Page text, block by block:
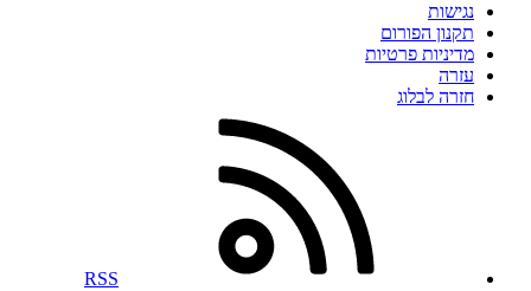
נגישות
תקנון הפורום
מדיניות פרטיות
עזרה
חזרה לבלוג
RSS